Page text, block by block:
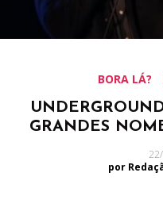
BORA LÁ?
GRANDES
por